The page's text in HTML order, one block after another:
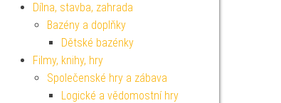
Dílna, stavba, zahrada
Bazény a doplňky
Dětské bazénky
Filmy, knihy, hry
Společenské hry a zábava
Logické a vědomostní hry